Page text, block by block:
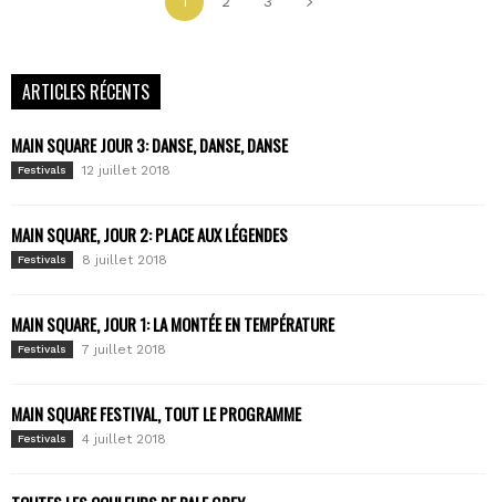
ARTICLES RÉCENTS
MAIN SQUARE JOUR 3: DANSE, DANSE, DANSE
Festivals 12 juillet 2018
MAIN SQUARE, JOUR 2: PLACE AUX LÉGENDES
Festivals 8 juillet 2018
MAIN SQUARE, JOUR 1: LA MONTÉE EN TEMPÉRATURE
Festivals 7 juillet 2018
MAIN SQUARE FESTIVAL, TOUT LE PROGRAMME
Festivals 4 juillet 2018